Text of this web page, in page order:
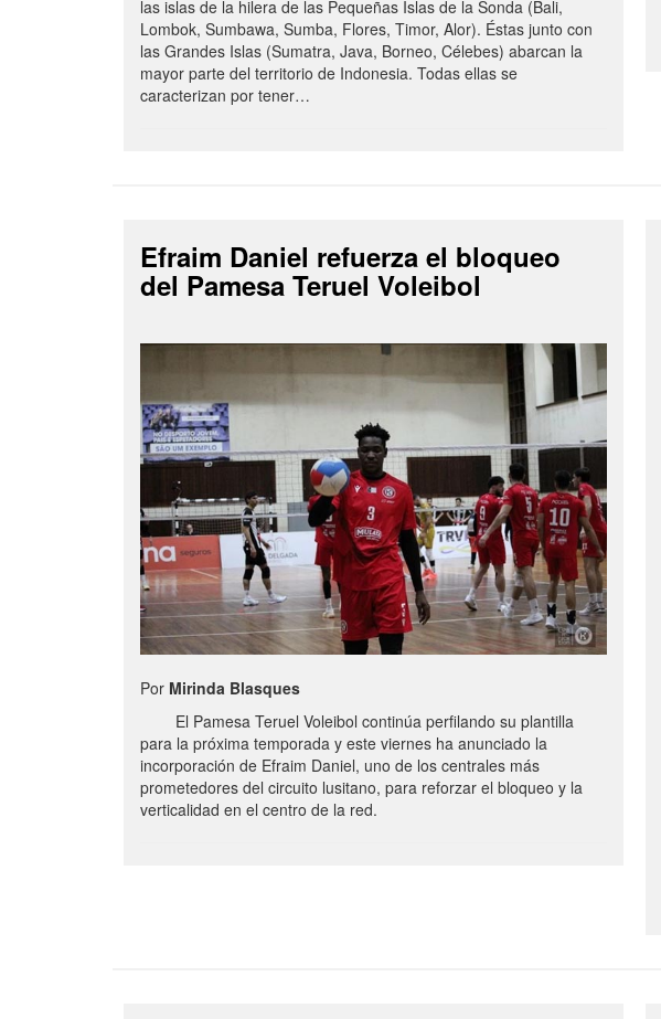
las islas de la hilera de las Pequeñas Islas de la Sonda (Bali,
Lombok, Sumbawa, Sumba, Flores, Timor, Alor). Éstas junto con
las Grandes Islas (Sumatra, Java, Borneo, Célebes) abarcan la
mayor parte del territorio de Indonesia. Todas ellas se
caracterizan por tener…
Efraim Daniel refuerza el bloqueo
del Pamesa Teruel Voleibol
Por Mirinda Blasques
El Pamesa Teruel Voleibol continúa perfilando su plantilla
para la próxima temporada y este viernes ha anunciado la
incorporación de Efraim Daniel, uno de los centrales más
prometedores del circuito lusitano, para reforzar el bloqueo y la
verticalidad en el centro de la red.